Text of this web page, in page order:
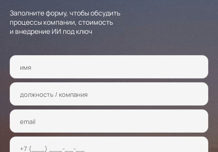
Заполните форму, чтобы обсудить
процессы компании, стоимость
и внедрение ИИ под ключ